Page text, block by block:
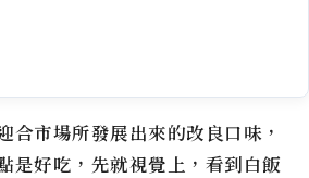
合市場所發展出來的改良口味，
是好吃，先就視覺上，看到白飯